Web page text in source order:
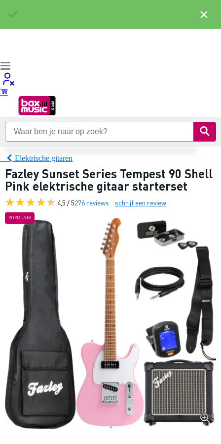
Elektrische gitaren
Fazley Sunset Series Tempest 90 Shell
Pink elektrische gitaar starterset
4,5 / 5276 reviews schrijf een review
POPULAIR
×